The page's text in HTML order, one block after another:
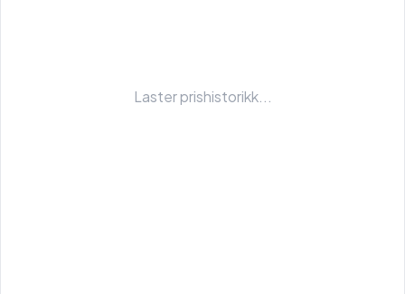
Laster prishistorikk...